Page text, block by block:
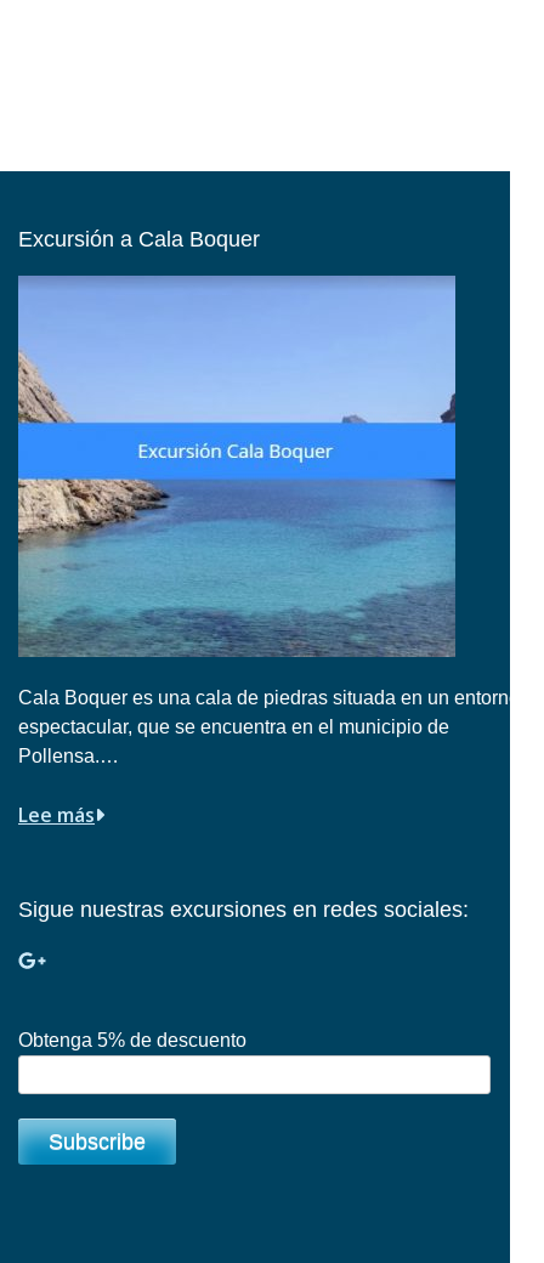
Excursión a Cala Boquer
Cala Boquer es una cala de piedras situada en un entorno
espectacular, que se encuentra en el municipio de
Pollensa.…
Lee más
Sigue nuestras excursiones en redes sociales:
Obtenga 5% de descuento